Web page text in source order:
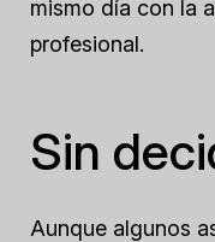
mismo día con la
profesional.
Sin
Aunque algunos